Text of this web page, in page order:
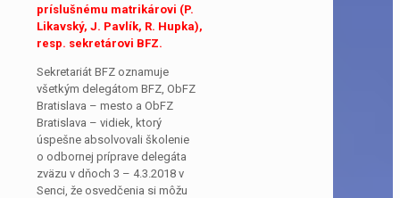
príslušnému matrikárovi (P.
Likavský, J. Pavlík, R. Hupka),
resp. sekretárovi BFZ.
Sekretariát BFZ oznamuje
všetkým delegátom BFZ, ObFZ
Bratislava – mesto a ObFZ
Bratislava – vidiek, ktorý
úspešne absolvovali školenie
o odbornej príprave delegáta
zväzu v dňoch 3 – 4.3.2018 v
Senci, že osvedčenia si môžu